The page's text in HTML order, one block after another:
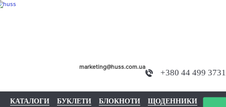
+380 44 499 3731
marketing@huss.com.ua
КАТАЛОГИ БУКЛЕТИ БЛОКНОТИ
ЩОДЕННИКИ